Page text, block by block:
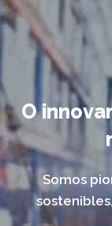
O
Somos